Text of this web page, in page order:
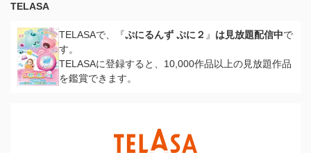
TELASA
TELASAで、『ぷにるんず ぷに２ 』 は見放題配信中で
す。
TELASAに登録すると、10,000作品以上の見放題作品
を鑑賞できます。